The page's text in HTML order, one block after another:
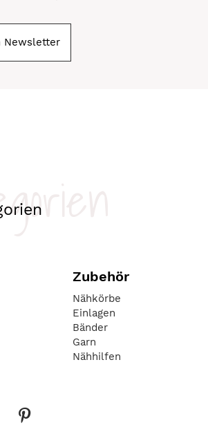
Newsletter
Zubehör
Nähkörbe
Einlagen
Bänder
Garn
Nähhilfen